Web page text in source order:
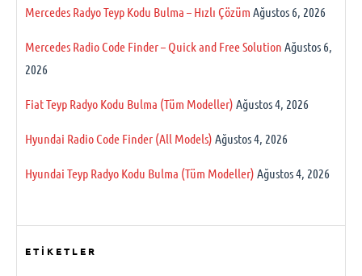
Mercedes Radyo Teyp Kodu Bulma – Hızlı Çözüm Ağustos 6, 2026
Mercedes Radio Code Finder – Quick and Free Solution Ağustos 6,
2026
Fiat Teyp Radyo Kodu Bulma (Tüm Modeller) Ağustos 4, 2026
Hyundai Radio Code Finder (All Models) Ağustos 4, 2026
Hyundai Teyp Radyo Kodu Bulma (Tüm Modeller) Ağustos 4, 2026
ETİKETLER